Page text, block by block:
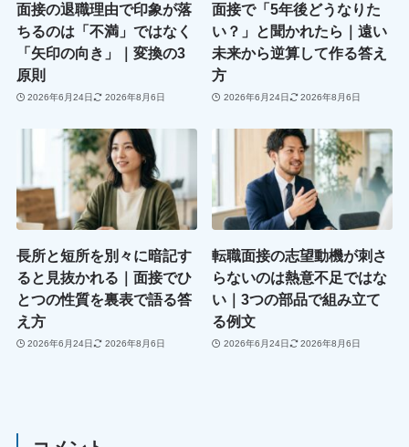
面接の退職理由で印象が落
ちるのは「不満」ではなく
「矢印の向き」｜変換の3
原則
2026年6月24日 2026年8月6日
面接で「5年後どうなりた
い？」と聞かれたら｜遠い
未来から逆算して作る答え
方
2026年6月24日 2026年8月6日
長所と短所を別々に暗記す
ると見抜かれる｜面接でひ
とつの性質を裏表で語る答
え方
2026年6月24日 2026年8月6日
転職面接の志望動機が刺さ
らないのは熱意不足ではな
い｜3つの部品で組み立て
る例文
2026年6月24日 2026年8月6日